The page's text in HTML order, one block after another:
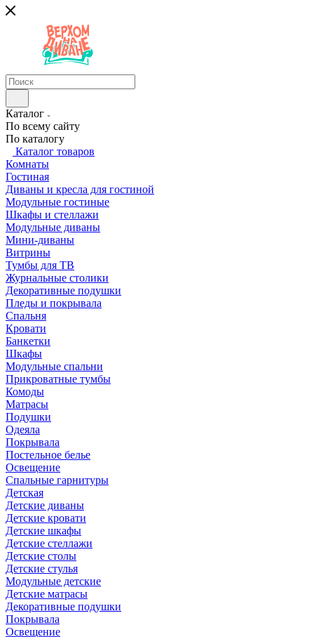
Каталог
По всему сайту
По каталогу
Каталог товаров
Комнаты
Гостиная
Диваны и кресла для гостиной
Модульные гостиные
Шкафы и стеллажи
Модульные диваны
Мини-диваны
Витрины
Тумбы для ТВ
Журнальные столики
Декоративные подушки
Пледы и покрывала
Спальня
Кровати
Банкетки
Шкафы
Модульные спальни
Прикроватные тумбы
Комоды
Матрасы
Подушки
Одеяла
Покрывала
Постельное белье
Освещение
Спальные гарнитуры
Детская
Детские диваны
Детские кровати
Детские шкафы
Детские стеллажи
Детские столы
Детские стулья
Модульные детские
Детские матрасы
Декоративные подушки
Покрывала
Освещение